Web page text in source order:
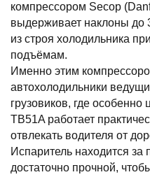
компрессором Secop
выдерживает наклоны до
из строя холодильника
подъёмам.
Именно этим
автохолодильники
грузовиков, где
TB51A работает
отвлекать водителя от
Испаритель находится за
достаточно прочной,